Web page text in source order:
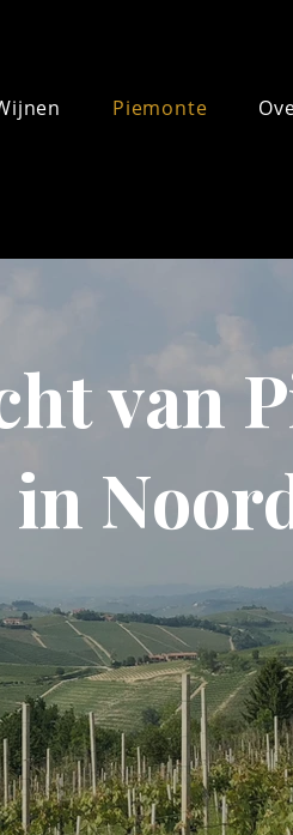
Piemonte
van
in